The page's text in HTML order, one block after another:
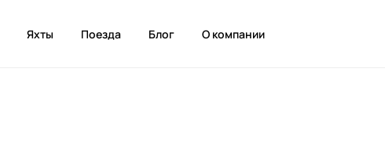
Яхты Поезда Блог О компании